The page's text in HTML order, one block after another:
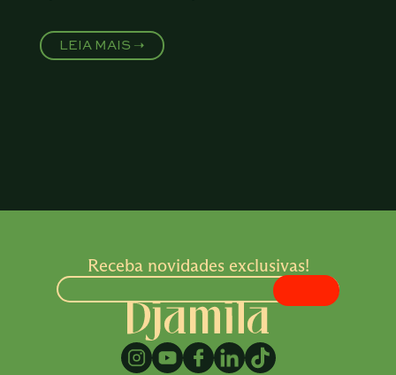
LEIA MAIS ➝
Receba novidades exclusivas!